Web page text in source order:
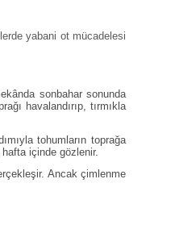
yabani ot mücadelesi
sonbahar sonunda
havalandırıp, tırmıkla
tohumların toprağa
içinde gözlenir.
Ancak çimlenme